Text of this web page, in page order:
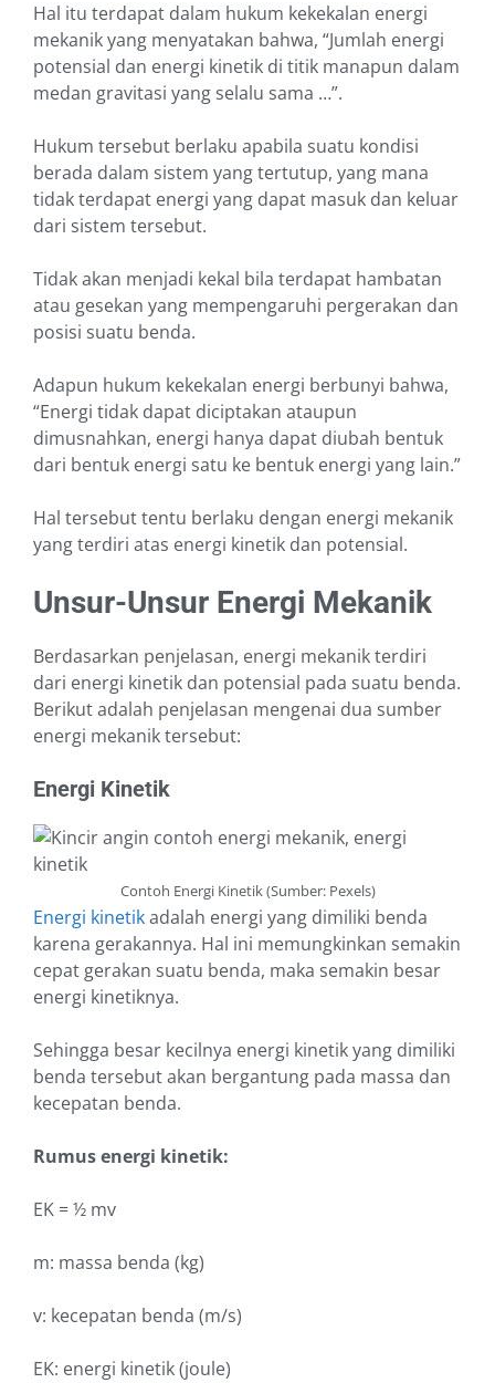
Hal itu terdapat dalam hukum kekekalan energi
mekanik yang menyatakan bahwa, “Jumlah energi
potensial dan energi kinetik di titik manapun dalam
medan gravitasi yang selalu sama …”.
Hukum tersebut berlaku apabila suatu kondisi
berada dalam sistem yang tertutup, yang mana
tidak terdapat energi yang dapat masuk dan keluar
dari sistem tersebut.
Tidak akan menjadi kekal bila terdapat hambatan
atau gesekan yang mempengaruhi pergerakan dan
posisi suatu benda.
Adapun hukum kekekalan energi berbunyi bahwa,
“Energi tidak dapat diciptakan ataupun
dimusnahkan, energi hanya dapat diubah bentuk
dari bentuk energi satu ke bentuk energi yang lain.”
Hal tersebut tentu berlaku dengan energi mekanik
yang terdiri atas energi kinetik dan potensial.
Unsur-Unsur Energi Mekanik
Berdasarkan penjelasan, energi mekanik terdiri
dari energi kinetik dan potensial pada suatu benda.
Berikut adalah penjelasan mengenai dua sumber
energi mekanik tersebut:
Energi Kinetik
Contoh Energi Kinetik (Sumber: Pexels)
Energi kinetikadalah energi yang dimiliki benda
karena gerakannya. Hal ini memungkinkan semakin
cepat gerakan suatu benda, maka semakin besar
energi kinetiknya.
Sehingga besar kecilnya energi kinetik yang dimiliki
benda tersebut akan bergantung pada massa dan
kecepatan benda.
Rumus energi kinetik:
EK = ½ mv
m: massa benda (kg)
v: kecepatan benda (m/s)
EK: energi kinetik (joule)